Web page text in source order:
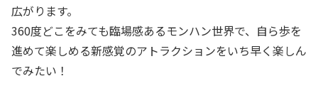
広がります。
360度どこをみても臨場感あるモンハン世界で、自ら歩を
進めて楽しめる新感覚のアトラクションをいち早く楽しん
でみたい！